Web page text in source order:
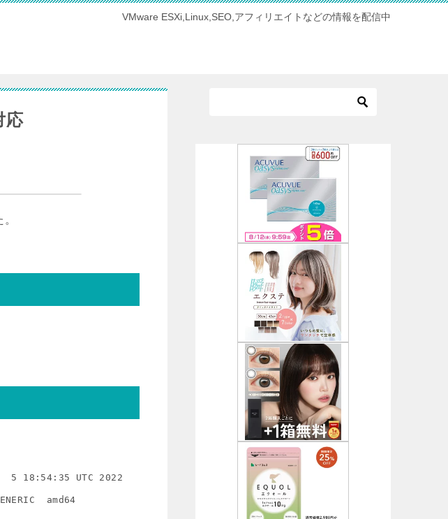
VMware ESXi,Linux,SEO,アフィリエイトなどの情報を配信中
応
5 18:54:35 UTC 2022
amd64